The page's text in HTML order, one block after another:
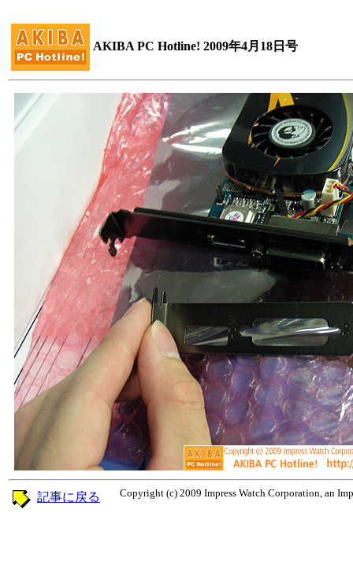
AKIBA PC Hotline! 2009年4月18日号
記事に戻る Copyright (c) 2009 Impress Watch Corporation, an